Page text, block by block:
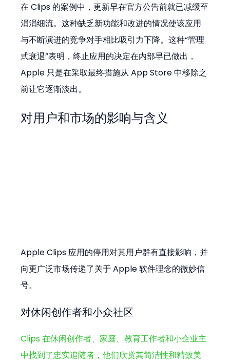
在 Clips 的案例中，更新早在官方公告前就已减缓至
涓涓细流。这种缺乏新功能和改进的情况使该应用
与不断演进的竞争对手相比吸引力下降。这种“管理
式衰退”表明，终止应用的决定在内部早已做出，
Apple 只是在采取最终措施从 App Store 中移除之
前让它逐渐淡出。
对用户和市场的影响与含义
Apple Clips 应用的停用对其用户群有直接影响，并
向更广泛市场传递了关于 Apple 软件理念的微妙信
号。
对休闲创作者和小众社区
Clips 在休闲创作者、家庭、教育工作者和小企业主
中找到了忠实追随者，他们欣赏其简洁性和精致美